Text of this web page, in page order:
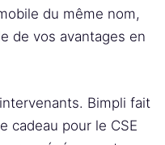
du même nom,
de vos avantages en
Bimpli fait
cadeau pour le CSE